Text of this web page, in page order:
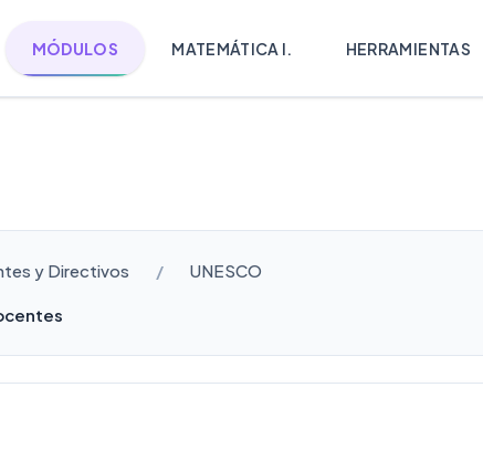
MÓDULOS MATEMÁTICA I. HERRAMIENTAS
y Directivos UNESCO